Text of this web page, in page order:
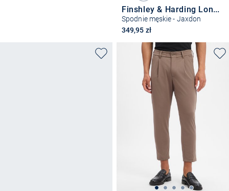
Finshley & Harding London
Spodnie męskie - Jaxdon
349,95 zł